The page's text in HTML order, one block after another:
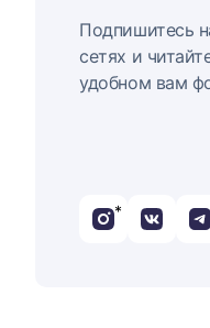
Подпишитесь
сетях и
удобном вам
*